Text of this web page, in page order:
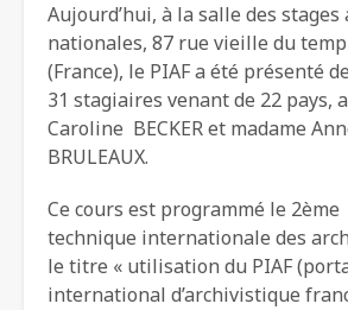
Aujourd’hui, à la salle des stages
nationales, 87 rue vieille du
(France), le PIAF a été présenté
31 stagiaires venant de 22 pays,
Caroline BECKER et madame
BRULEAUX.
Ce cours est programmé le
technique internationale des
le titre « utilisation du PIAF
international d’archivistique